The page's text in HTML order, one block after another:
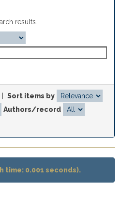
results.
Sort items by
Authors/record
time: 0.001 seconds).